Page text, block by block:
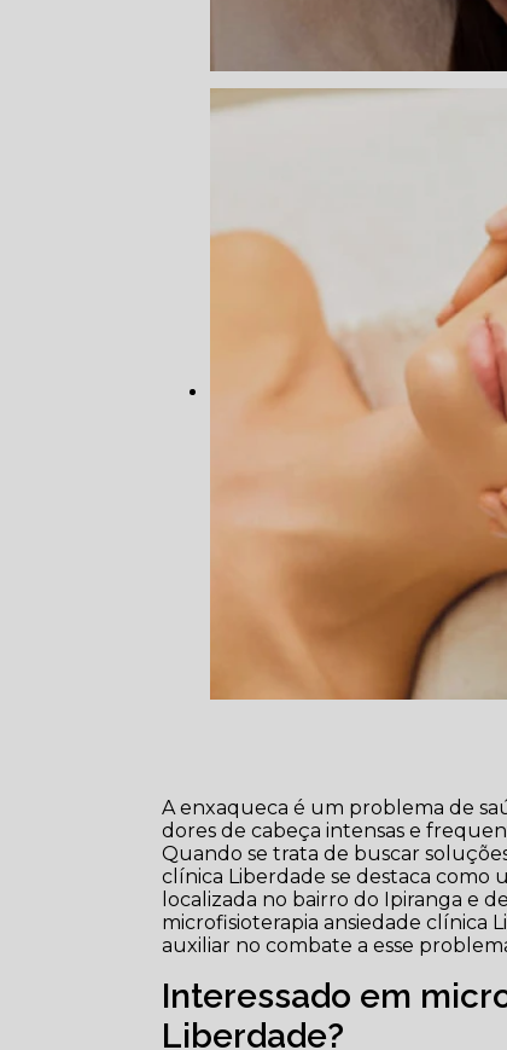
A enxaqueca é um problema de
dores de cabeça intensas e
Quando se trata de buscar
clínica Liberdade se destaca como
localizada no bairro do Ipiranga e
microfisioterapia ansiedade clínica
auxiliar no combate a esse
Interessado em
Liberdade?